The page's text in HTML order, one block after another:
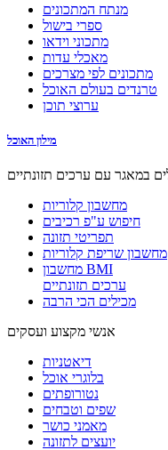
מנתח המתכונים
ספרי בישול
מתכוני וידאו
מאכלי עדות
מתכונים לפי מצרכים
טרנדים בעולם האוכל
ערוצי תוכן
מילון האוכל
מחשבון קלוריות
חיפוש ע"פ רכיבים
תפריטי תזונה
מחשבון שריפת קלוריות
מחשבון BMI
ערכים תזונתיים
מכילים הכי הרבה
אנשי מקצוע ועסקים
דיאטניות
בלוגרי אוכל
נטורופתים
שפים וטבחים
מאמני כושר
יועצים לתזונה